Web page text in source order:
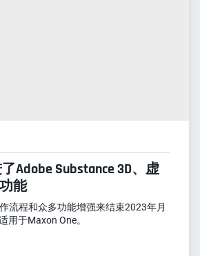
Adobe Substance 3D、虚
能
流程和众多功能增强来结束2023年月
用于Maxon One。